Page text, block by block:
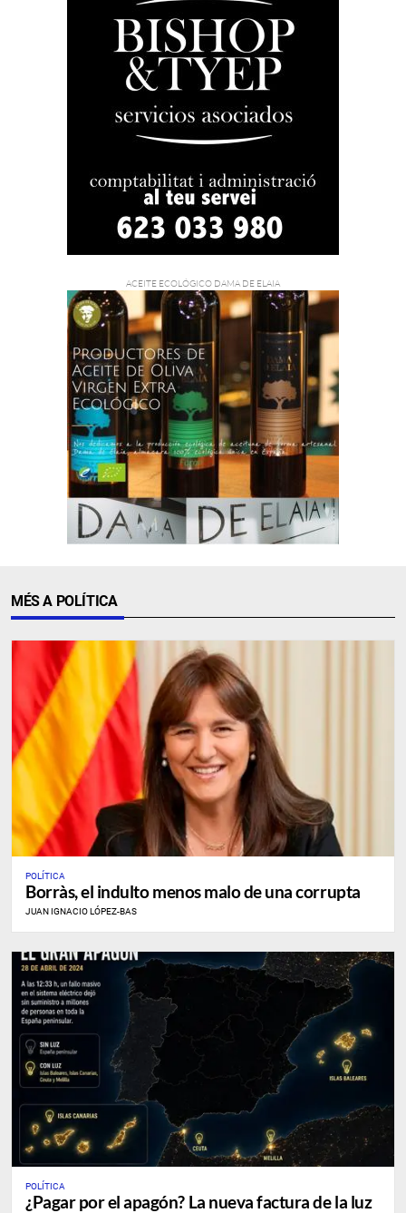
MÉS A POLÍTICA
POLÍTICA
Borràs, el indulto menos malo de una corrupta
JUAN IGNACIO LÓPEZ-BAS
POLÍTICA
¿Pagar por el apagón? La nueva factura de la luz